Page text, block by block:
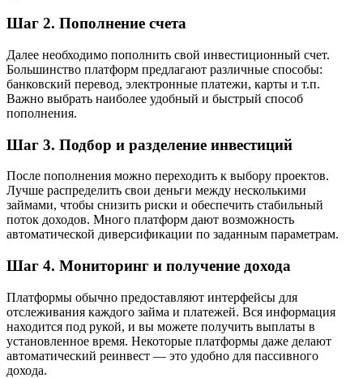
Шаг 2. Пополнение счета
Далее необходимо пополнить свой инвестиционный счет.
Большинство платформ предлагают различные способы:
банковский перевод, электронные платежи, карты и т.п.
Важно выбрать наиболее удобный и быстрый способ
пополнения.
Шаг 3. Подбор и разделение инвестиций
После пополнения можно переходить к выбору проектов.
Лучше распределить свои деньги между несколькими
займами, чтобы снизить риски и обеспечить стабильный
поток доходов. Много платформ дают возможность
автоматической диверсификации по заданным параметрам.
Шаг 4. Мониторинг и получение дохода
Платформы обычно предоставляют интерфейсы для
отслеживания каждого займа и платежей. Вся информация
находится под рукой, и вы можете получить выплаты в
установленное время. Некоторые платформы даже делают
автоматический реинвест — это удобно для пассивного
дохода.